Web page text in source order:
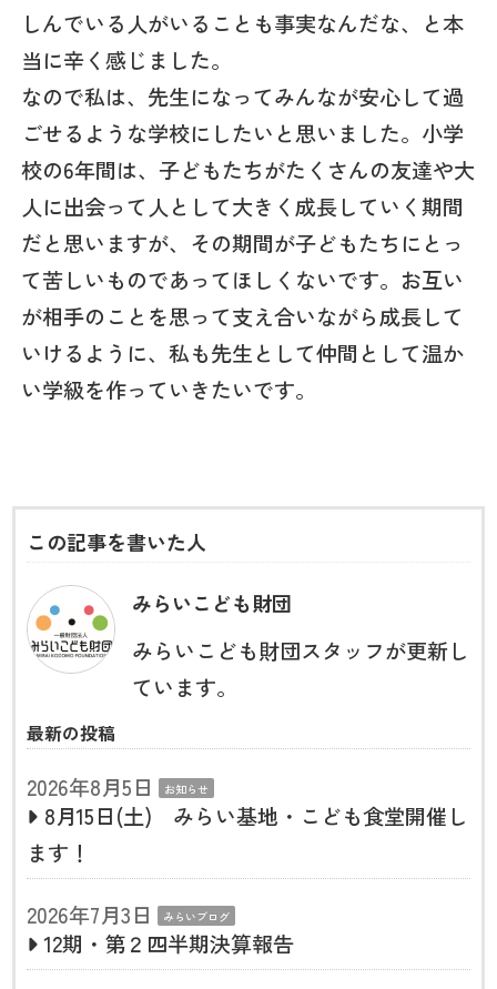
しんでいる人がいることも事実なんだな、と本
当に辛く感じました。
なので私は、先生になってみんなが安心して過
ごせるような学校にしたいと思いました。小学
校の6年間は、子どもたちがたくさんの友達や大
人に出会って人として大きく成長していく期間
だと思いますが、その期間が子どもたちにとっ
て苦しいものであってほしくないです。お互い
が相手のことを思って支え合いながら成長して
いけるように、私も先生として仲間として温か
い学級を作っていきたいです。
この記事を書いた人
みらいこども財団
みらいこども財団スタッフが更新し
ています。
最新の投稿
2026年8月5日 お知らせ
8月15日(土) みらい基地・こども食堂開催し
ます！
2026年7月3日
みらいブログ
12期・第２四半期決算報告